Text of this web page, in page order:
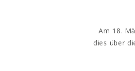
Am 18.
dies über